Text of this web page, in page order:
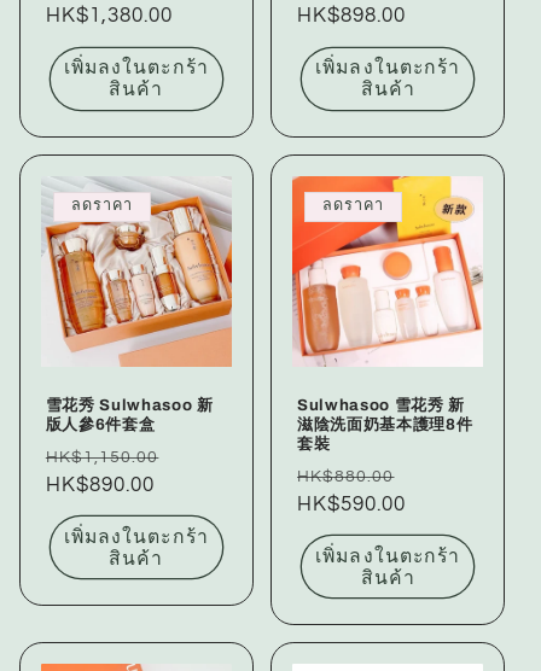
ปกติ
โปรโมชัน
HK$1,380.00
เพิ่มลงในตะกร้า
สินค้า
ปกติ
HK$898.00
เพิ่มลงในตะกร้า
สินค้า
ลดราคา
雪花秀 Sulwhasoo 新
版人參6件套盒
ราคา
ปกติ
HK$1,150.00
HK$890.00
เพิ่มลงในตะกร้า
สินค้า
ลดราคา
Sulwhasoo 雪花秀 新
滋陰洗面奶基本護理8件
套裝
ราคา
ปกติ
HK$880.00
HK$590.00
เพิ่มลงในตะกร้า
สินค้า